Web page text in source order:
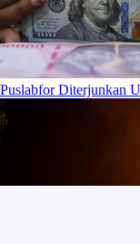
Puslabfor Diterjunkan